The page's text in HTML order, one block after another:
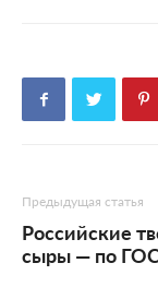
Предыдущая статья
Российские
сыры — по